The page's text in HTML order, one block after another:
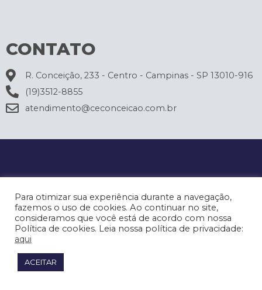
CONTATO
R. Conceição, 233 - Centro - Campinas - SP 13010-916
(19)3512-8855
atendimento@ceconceicao.com.br
Para otimizar sua experiência durante a navegação,
fazemos o uso de cookies. Ao continuar no site,
consideramos que você está de acordo com nossa
Política de cookies. Leia nossa política de privacidade:
aqui
ACEITAR